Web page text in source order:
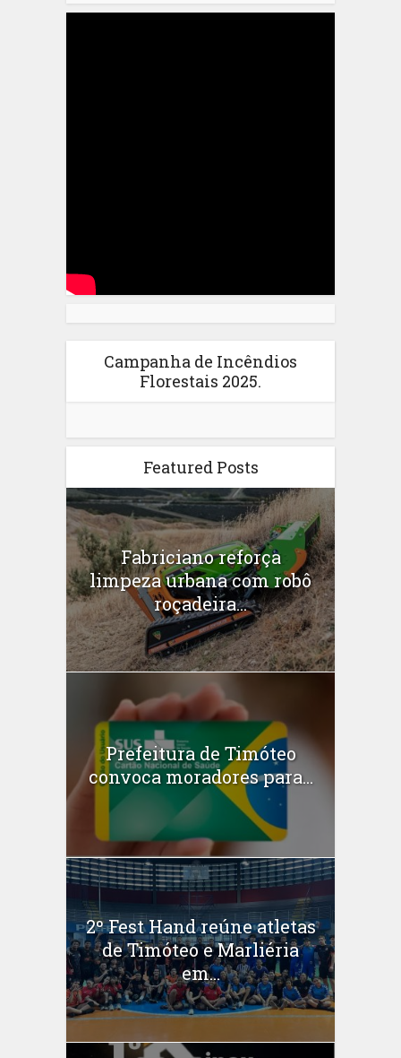
Campanha de Incêndios
Florestais 2025.
Featured Posts
Fabriciano reforça
limpeza urbana com robô
roçadeira...
Prefeitura de Timóteo
convoca moradores para...
2º Fest Hand reúne atletas
de Timóteo e Marliéria
em...